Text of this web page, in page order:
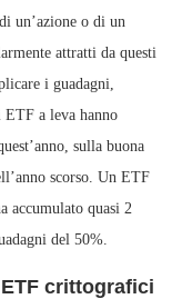
un’azione o di un
attratti da questi
i guadagni,
a leva hanno
sulla buona
scorso. Un ETF
accumulato quasi 2
del 50%.
crittografici